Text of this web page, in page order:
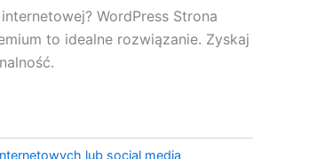
WordPress Strona
to idealne rozwiązanie. Zyskaj
lub social media